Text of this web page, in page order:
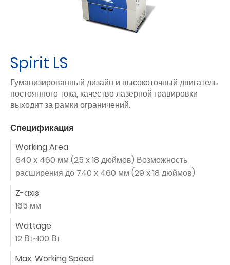
Spirit LS
Гуманизированный дизайн и высокоточный двигатель
постоянного тока, качество лазерной гравировки
выходит за рамки ограничений.
Спецификация
Working Area
640 x 460 мм (25 x 18 дюймов) Возможность
расширения до 740 x 460 мм (29 x 18 дюймов)
Z-axis
165 мм
Wattage
12 Вт~100 Вт
Max. Working Speed